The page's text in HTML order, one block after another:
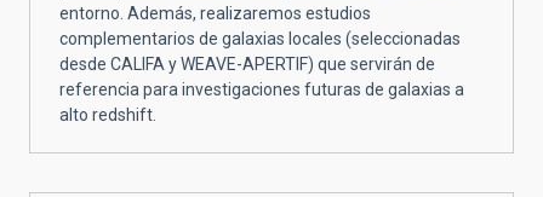
entorno. Además, realizaremos estudios
complementarios de galaxias locales (seleccionadas
desde CALIFA y WEAVE-APERTIF) que servirán de
referencia para investigaciones futuras de galaxias a
alto redshift.